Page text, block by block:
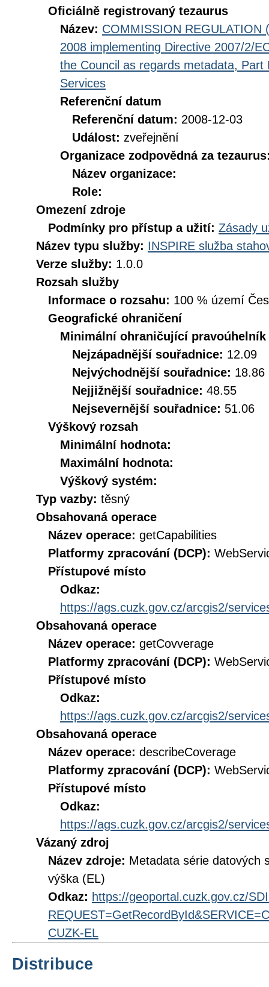
Oficiálně registrovaný tezaurus
Název: COMMISSION REGULATION
2008 implementing Directive 2007/2/
the Council as regards metadata,
Services
Referenční datum
Referenční datum: 2008-12-03
Událost: zveřejnění
Organizace zodpovědná za
Název organizace:
Role:
Omezení zdroje
Podmínky pro přístup a užití: Zásady
Název typu služby: INSPIRE služba
Verze služby: 1.0.0
Rozsah služby
Informace o rozsahu: 100 % území
Geografické ohraničení
Minimální ohraničující pravoúhelník
Nejzápadnější souřadnice: 12.09
Nejvýchodnější souřadnice: 18.86
Nejjižnější souřadnice: 48.55
Nejsevernější souřadnice: 51.06
Výškový rozsah
Minimální hodnota:
Maximální hodnota:
Výškový systém:
Typ vazby: těsný
Obsahovaná operace
Název operace: getCapabilities
Platformy zpracování (DCP):
Přístupové místo
Odkaz:
https://ags.cuzk.gov.cz/arcgis2/
Obsahovaná operace
Název operace: getCovverage
Platformy zpracování (DCP):
Přístupové místo
Odkaz:
https://ags.cuzk.gov.cz/arcgis2/
Obsahovaná operace
Název operace: describeCoverage
Platformy zpracování (DCP):
Přístupové místo
Odkaz:
https://ags.cuzk.gov.cz/arcgis2/
Vázaný zdroj
Název zdroje: Metadata série datových
výška (EL)
Odkaz: https://geoportal.cuzk.gov.cz/
CUZK-EL
Distribuce